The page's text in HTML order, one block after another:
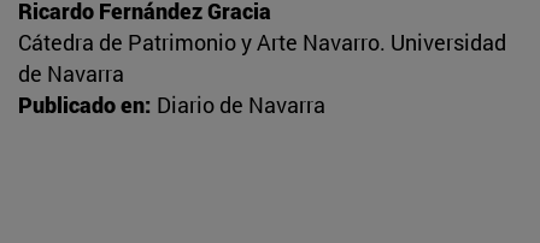
Ricardo Fernández Gracia
Cátedra de Patrimonio y Arte Navarro. Universidad
de Navarra
Publicado en: Diario de Navarra